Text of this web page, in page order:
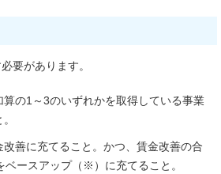
要があります。
の1～3のいずれかを取得している事業
善に充てること。かつ、賃金改善の合
ベースアップ（※）に充てること。